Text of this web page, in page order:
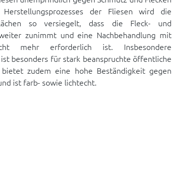
der Fliesen wird die
so versiegelt, dass die Fleck- und
zunimmt und eine Nachbehandlung mit
mehr erforderlich ist. Insbesondere
besonders für stark beanspruchte öffentliche
zudem eine hohe Beständigkeit gegen
ist farb- sowie lichtecht.